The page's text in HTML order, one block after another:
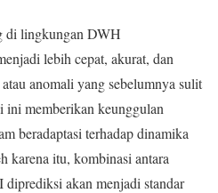
di lingkungan DWH
lebih cepat, akurat, dan
anomali yang sebelumnya sulit
memberikan keunggulan
beradaptasi terhadap dinamika
karena itu, kombinasi antara
akan menjadi standar